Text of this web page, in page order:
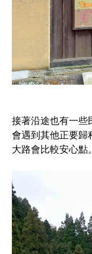
接著沿途也有一些
會遇到其他正要歸
大路會比較安心點。